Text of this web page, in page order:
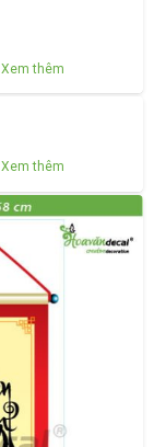
Xem thêm
Xem thêm